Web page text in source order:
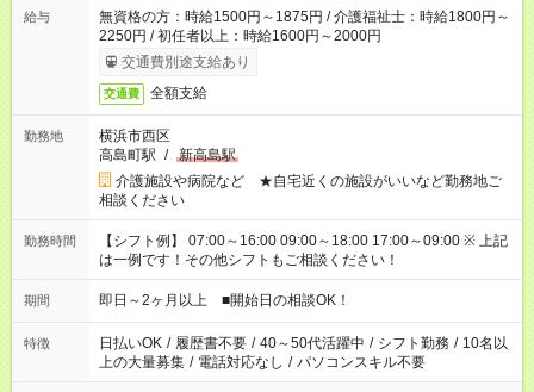
給与
無資格の方：時給1500円～1875円 / 介護福祉士：時給1800円～
2250円 / 初任者以上：時給1600円～2000円
交通費別途支給あり
交通費 全額支給
勤務地
横浜市西区
高島町駅 / 新高島駅
介護施設や病院など ★自宅近くの施設がいいなど勤務地ご
相談ください
勤務時間
【シフト例】 07:00～16:00 09:00～18:00 17:00～09:00 ※ 上記
は一例です！その他シフトもご相談ください！
期間 即日～2ヶ月以上 ■開始日の相談OK！
特徴 日払いOK / 履歴書不要 / 40～50代活躍中 / シフト勤務 / 10名以
上の大量募集 / 電話対応なし / パソコンスキル不要